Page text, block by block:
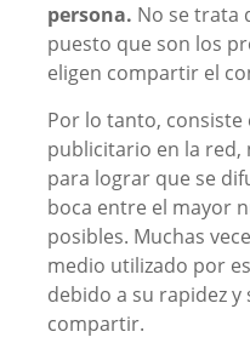
persona. No se trata
puesto que son los
eligen compartir el
Por lo tanto, consiste
publicitario en la
para lograr que se
boca entre el mayor
posibles. Muchas
medio utilizado por
debido a su rapidez y
compartir.